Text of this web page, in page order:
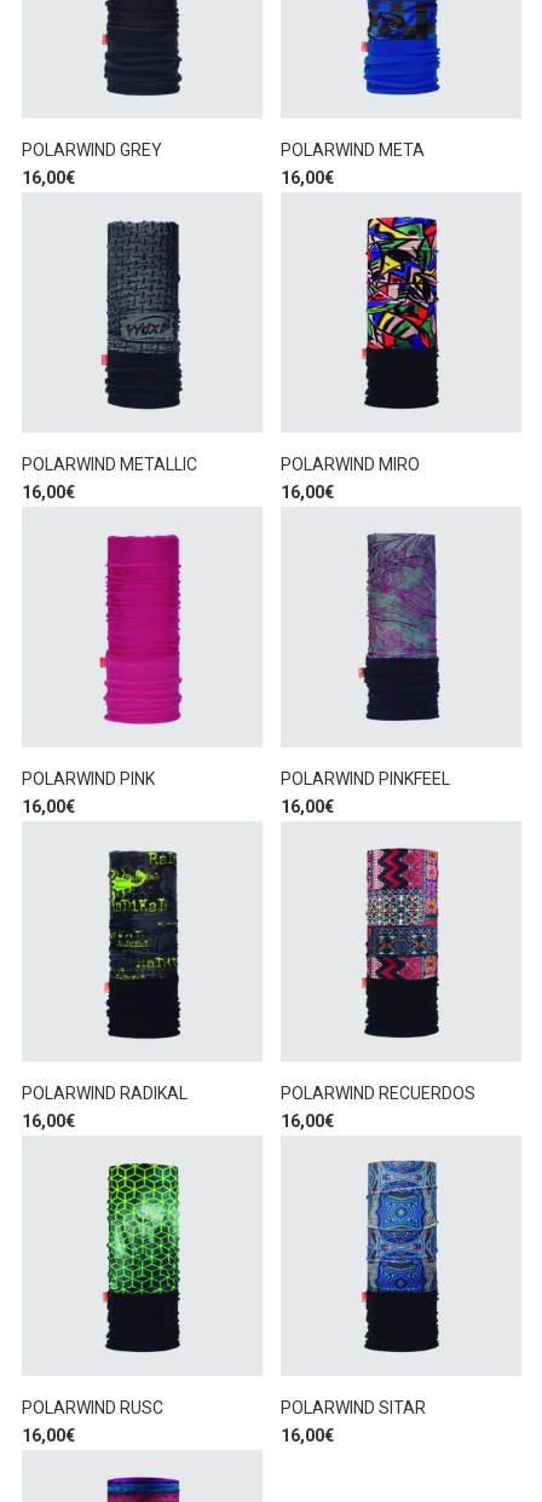
POLARWIND GREY
16,00€
POLARWIND META
16,00€
POLARWIND METALLIC
16,00€
POLARWIND MIRO
16,00€
POLARWIND PINK
16,00€
POLARWIND PINKFEEL
16,00€
POLARWIND RADIKAL
16,00€
POLARWIND RECUERDOS
16,00€
POLARWIND RUSC
16,00€
POLARWIND SITAR
16,00€